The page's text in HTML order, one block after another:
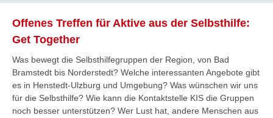
Offenes Treffen für Aktive aus der Selbsthilfe:
Get Together
Was bewegt die Selbsthilfegruppen der Region, von Bad
Bramstedt bis Norderstedt? Welche interessanten Angebote gibt
es in Henstedt-Ulzburg und Umgebung? Was wünschen wir uns
für die Selbsthilfe? Wie kann die Kontaktstelle KIS die Gruppen
noch besser unterstützen? Wer Lust hat, andere Menschen aus